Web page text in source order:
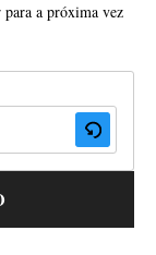
para a próxima vez